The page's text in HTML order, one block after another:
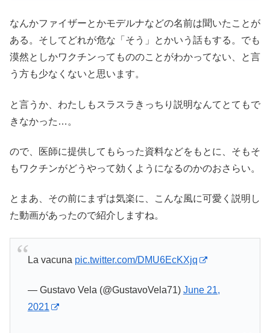
なんかファイザーとかモデルナなどの名前は聞いたことが
ある。そしてどれが危な「そう」とかいう話もする。でも
漠然としかワクチンってもののことがわかってない、と言
う方も少なくないと思います。
と言うか、わたしもスラスラきっちり説明なんてとてもで
きなかった…。
ので、医師に提供してもらった資料などをもとに、そもそ
もワクチンがどうやって効くようになるのかのおさらい。
とまあ、その前にまずは気楽に、こんな風に可愛く説明し
た動画があったので紹介しますね。
La vacuna pic.twitter.com/DMU6EcKXjq
— Gustavo Vela (@GustavoVela71) June 21,
2021